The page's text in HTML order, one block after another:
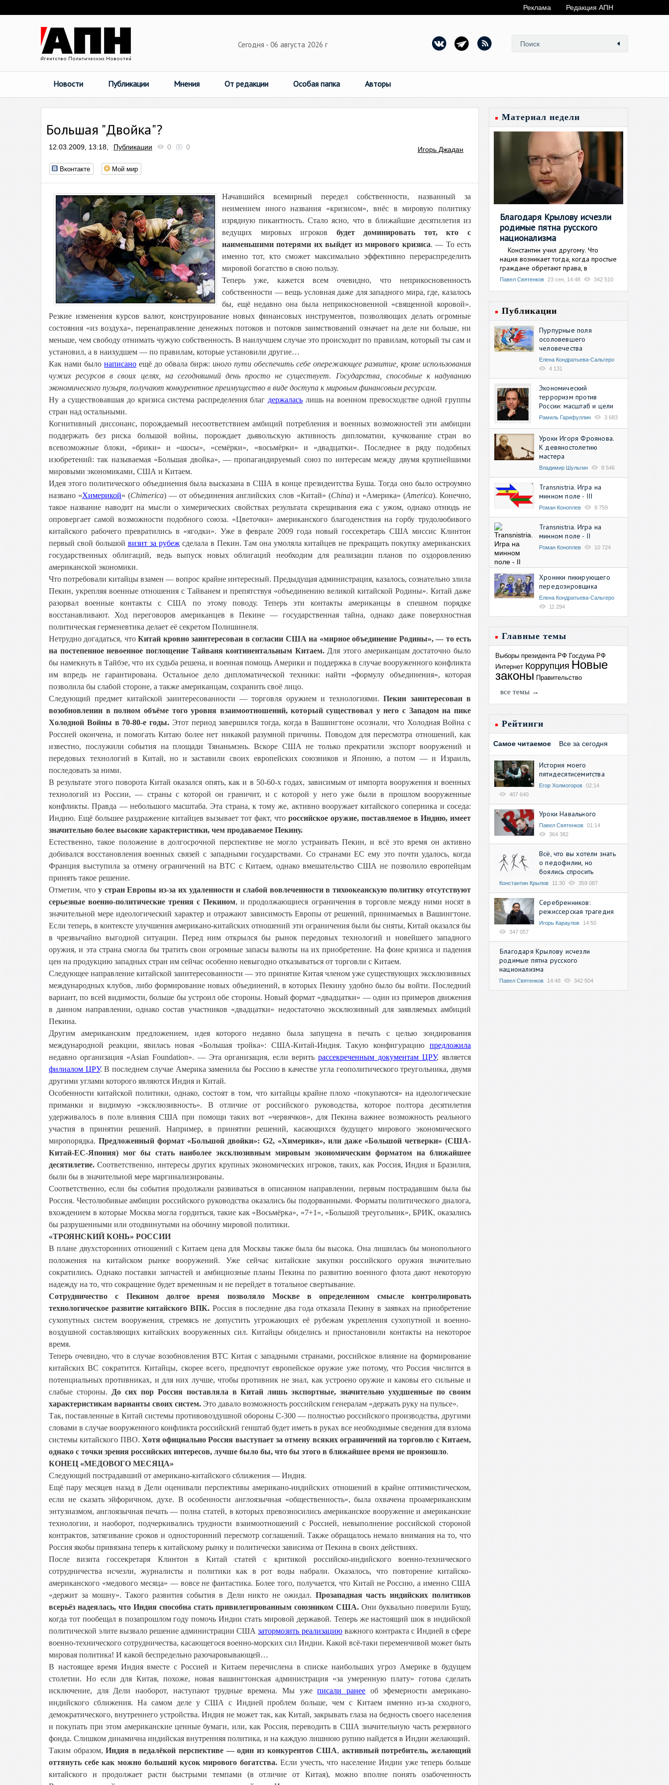
Реклама Редакция АПН
Сегодня - 06 августа 2026 г
Новости Публикации Мнения От редакции Особая папка Авторы
Большая "Двойка"?
12.03.2009, 13:18, Публикации 0 0 Игорь Джадан
Вконтакте Мой мир
Начавшийся всемирный передел собственности, названный за
неимением иного названия «кризисом», внёс в мировую политику
изрядную пикантность. Стало ясно, что в ближайшие десятилетия из
ведущих мировых игроков будет доминировать тот, кто с
наименьшими потерями их выйдет из мирового кризиса. — То есть
именно тот, кто сможет максимально эффективно перераспределить
мировой богатство в свою пользу.
Теперь уже, кажется всем очевидно, что неприкосновенность
собственности — вещь условная даже для западного мира, где, казалось
бы, ещё недавно она была неприкосновенной «священной коровой».
Резкие изменения курсов валют, конструирование новых финансовых инструментов, позволяющих делать огромные
состояния «из воздуха», перенаправление денежных потоков и потоков заимствований означает на деле ни больше, ни
меньше, чем свободу отнимать чужую собственность. В наилучшем случае это происходит по правилам, который ты сам и
установил, а в наихудшем — по правилам, которые установили другие…
Как нами было написано ещё до обвала бирж: иного пути обеспечить себе опережающее развитие, кроме использования
чужих ресурсов в своих целях, на сегодняшний день просто не существует. Государства, способные к надуванию
экономического пузыря, получают конкурентное преимущество в виде доступа к мировым финансовым ресурсам.
Ну а существовавшая до кризиса система распределения благ держалась лишь на военном превосходстве одной группы
стран над остальными.
Когнитивный диссонанс, порождаемый несоответствием амбиций потребления и военных возможностей эти амбиции
поддержать без риска большой войны, порождает дьявольскую активность дипломатии, кучкование стран во
всевозможные блоки, «брики» и «шосы», «семёрки», «восьмёрки» и «двадцатки». Последнее в ряду подобных
изобретений: так называемая «Большая двойка», — пропагандируемый союз по интересам между двумя крупнейшими
мировыми экономиками, США и Китаем.
Идея этого политического объединения была высказана в США в конце президентства Буша. Тогда оно было остроумно
названо «Химерикой« (Chimerica) — от объединения английских слов «Китай» (China) и «Америка» (America). Конечно,
такое название наводит на мысли о химерических свойствах результата скрещивания ежа с ужом, однако отнюдь не
опровергает самой возможности подобного союза. «Цветочки» американского благоденствия на горбу трудолюбивого
китайского рабочего превратились в «ягодки». Уже в феврале 2009 года новый госсекретарь США миссис Клинтон
первый свой большой визит за рубежсделала в Пекин. Там она умоляла китайцев не прекращать покупку американских
государственных облигаций, ведь выпуск новых облигаций необходим для реализации планов по оздоровлению
американской экономики.
Что потребовали китайцы взамен — вопрос крайне интересный. Предыдущая администрация, казалось, сознательно злила
Пекин, укрепляя военные отношения с Тайванем и препятствуя «объединению великой китайской Родины». Китай даже
разорвал военные контакты с США по этому поводу. Теперь эти контакты американцы в спешном порядке
восстанавливают. Ход переговоров американцев в Пекине — государственная тайна, однако даже поверхностная
политическая герменевтика делает её секретом Полишинеля.
Нетрудно догадаться, чтоКитай кровно заинтересован в согласии США на «мирное объединение Родины», — то есть
на постепенное невоенное поглощение Тайваня континентальным Китаем.Для этого американцам достаточно было
бы намекнуть в Тайбэе, что их судьба решена, и военная помощь Америки и поддержка в случае вооруженного конфликта
им впредь не гарантирована. Остальное дело дипломатической техники: найти «формулу объединения», которая
позволила бы слабой стороне, а также американцам, сохранить своё лицо.
Следующий предмет китайской заинтересованности — торговля оружием и технологиями.Пекин заинтересован в
возобновлении в полном объёме того уровня взаимоотношений, который существовал у него с Западом на пике
Холодной Войны в 70-80-е годы. Этот период завершился тогда, когда в Вашингтоне осознали, что Холодная Война с
Россией окончена, и помогать Китаю более нет никакой разумной причины. Поводом для пересмотра отношений, как
известно, послужили события на площади Тянаньмэнь. Вскоре США не только прекратили экспорт вооружений и
передовых технологий в Китай, но и заставили своих европейских союзников и Японию, а потом — и Израиль,
последовать за ними.
В результате этого поворота Китай оказался опять, как и в 50-60-х годах, зависимым от импорта вооружения и военных
технологий из России, — страны с которой он граничит, и с которой у него уже были в прошлом вооруженные
конфликты. Правда — небольшого масштаба. Эта страна, к тому же, активно вооружает китайского соперника и соседа:
Индию. Ещё большее раздражение китайцев вызывает тот факт, что российское оружие, поставляемое в Индию, имеет
значительно более высокие характеристики, чем продаваемое Пекину.
Естественно, такое положение в долгосрочной перспективе не могло устраивать Пекин, и всё это время он активно
добивался восстановления военных связей с западными государствами. Со странами ЕС ему это почти удалось, когда
Франция выступила за отмену ограничений на ВТС с Китаем, однако вмешательство США не позволило европейцам
принять такое решение.
Отметим, что у стран Европы из-за их удаленности и слабой вовлеченности в тихоокеанскую политику отсутствуют
серьезные военно-политические трения с Пекином, и продолжающиеся ограничения в торговле между ними носят в
значительной мере идеологический характер и отражают зависимость Европы от решений, принимаемых в Вашингтоне.
Если теперь, в контексте улучшения американо-китайских отношений эти ограничения были бы сняты, Китай оказался бы
в чрезвычайно выгодной ситуации. Перед ним открылся бы рынок передовых технологий и новейшего западного
оружия, и эта страна смогла бы тратить свои огромные запасы валюты на их приобретение. На фоне кризиса и падения
цен на продукцию западных стран им сейчас особенно невыгодно отказываться от торговли с Китаем.
Следующее направление китайской заинтересованности — это принятие Китая членом уже существующих эксклюзивных
международных клубов, либо формирование новых объединений, в которых Пекину удобно было бы войти. Последний
вариант, по всей видимости, больше бы устроил обе стороны. Новый формат «двадцатки» — один из примеров движения
в данном направлении, однако состав участников «двадцатки» недостаточно эксклюзивный для заявляемых амбиций
Пекина.
Другим американским предложением, идея которого недавно была запущена в печать с целью зондирования
международной реакции, явилась новая «Большая тройка»: США-Китай-Индия. Такую конфигурацию предложила
недавно организация «Asian Foundation». — Эта организация, если веритьрассекреченным документам ЦРУ, является
филиалом ЦРУ. В последнем случае Америка заменила бы Россию в качестве угла геополитического треугольника, двумя
другими углами которого являются Индия и Китай.
Особенности китайской политики, однако, состоят в том, что китайцы крайне плохо «покупаются» на идеологические
приманки и видимую «эксклюзивность». В отличие от российского руководства, которое полтора десятилетия
удерживалось в поле влияния США при помощи таких вот «червячков», для Пекина важнее возможность реального
участия в принятии решений. Например, в принятии решений, касающихся будущего мирового экономического
миропорядка. Предложенный формат «Большой двойки»: G2, «Химерики», или даже «Большой четверки» (США-
Китай-ЕС-Япония) мог бы стать наиболее эксклюзивным мировым экономическим форматом на ближайшее
десятилетие. Соответственно, интересы других крупных экономических игроков, таких, как Россия, Индия и Бразилия,
были бы в значительной мере маргинализированы.
Соответственно, если бы события продолжали развиваться в описанном направлении, первым пострадавшим была бы
Россия. Честолюбивые амбиции российского руководства оказались бы подорванными. Форматы политического диалога,
вхождением в которые Москва могла гордиться, такие как «Восьмёрка», «7+1», «Большой треугольник», БРИК, оказались
бы разрушенными или отодвинутыми на обочину мировой политики.
«ТРОЯНСКИЙ КОНЬ» РОССИИ
В плане двухсторонних отношений с Китаем цена для Москвы также была бы высока. Она лишилась бы монопольного
положения на китайском рынке вооружений. Уже сейчас китайские закупки российского оружия значительно
сократились. Однако поставки запчастей и амбициозные планы Пекина по развитию военного флота дают некоторую
надежду на то, что сокращение будет временным и не перейдет в тотальное свертывание.
Сотрудничество с Пекином долгое время позволяло Москве в определенном смысле контролировать
технологическое развитие китайского ВПК. Россия в последние два года отказала Пекину в заявках на приобретение
сухопутных систем вооружения, стремясь не допустить угрожающих её рубежам укрепления сухопутной и военно-
воздушной составляющих китайских вооруженных сил. Китайцы обиделись и приостановили контакты на некоторое
время.
Теперь очевидно, что в случае возобновления ВТС Китая с западными странами, российское влияние на формирование
китайских ВС сократится. Китайцы, скорее всего, предпочтут европейское оружие уже потому, что Россия числится в
потенциальных противниках, и для них лучше, чтобы противник не знал, как устроено оружие и каковы его сильные и
слабые стороны.
До сих пор Россия поставляла в Китай лишь экспортные, значительно ухудшенные по своим
характеристикам варианты своих систем. Это давало возможность российским генералам «держать руку на пульсе».
Так, поставленные в Китай системы противовоздушной обороны С-300 — полностью российского производства, другими
словами в случае вооруженного конфликта российский генштаб будет иметь в руках все необходимые сведения для взлома
системы китайского ПВО. Хотя официально Россия выступает за отмену всяких ограничений на торговлю с Китаем,
однако с точки зрения российских интересов, лучше было бы, что бы этого в ближайшее время не произошло.
КОНЕЦ «МЕДОВОГО МЕСЯЦА»
Следующий пострадавший от американо-китайского сближения — Индия.
Ещё пару месяцев назад в Дели оценивали перспективы американо-индийских отношений в крайне оптимистическом,
если не сказать эйфоричном, духе. В особенности англоязычная «общественность», была охвачена проамериканским
энтузиазмом, англоязычная печать — полна статей, в которых превозносились американское вооружение и американские
технологии, и наоборот, подчеркивались трудности взаимоотношений с Россией, невыполнение российской стороной
контрактов, затягивание сроков и односторонний пересмотр соглашений. Также обращалось немало внимания на то, что
Россия якобы привязана теперь к китайскому рынку и политически зависима от Пекина в своих действиях.
После визита госсекретаря Клинтон в Китай статей с критикой российско-индийского военно-технического
сотрудничества исчезли, журналисты и политики как в рот воды набрали. Оказалось, что повторение китайско-
американского «медового месяца» — вовсе не фантастика. Более того, получается, что Китай не Россию, а именно США
«держит за мошну». Такого развития события в Дели никто не ожидал. Прозападная часть индийских политиков
всерьёз надеялась, что Индия способна стать привилегированным союзником США. Они буквально поверили Бушу,
когда тот пообещал в позапрошлом году помочь Индии стать мировой державой. Теперь же настоящий шок в индийской
политической элите вызвало решение администрации СШАзатормозить реализациюважного контракта с Индией в сфере
военно-технического сотрудничества, касающегося военно-морских сил Индии. Какой всё-таки переменчивой может быть
мировая политика! И какой беспредельно разочаровывающей…
В настоящее время Индия вместе с Россией и Китаем перечислена в списке наибольших угроз Америке в будущем
столетии. Но если для Китая, похоже, новая вашингтонская администрация «за умеренную плату» готова сделать
исключение, для Дели наоборот, наступают трудные времена. Мы ужеписали ранееоб эфемерности американо-
индийского сближения. На самом деле у США с Индией проблем больше, чем с Китаем именно из-за сходного,
демократического, внутреннего устройства. Индия не может так, как Китай, закрывать глаза на бедность своего населения
и покупать при этом американские ценные бумаги, или, как Россия, переводить в США значительную часть резервного
фонда. Слишком динамична индийская внутренняя политика, и на каждую лишнюю рупию найдется в Индии желающий.
Таким образом,Индия в недалёкой перспективе — один из конкурентов США, активный потребитель, желающий
оттянуть себе как можно больший кусок мирового богатства. Если учесть, что население Индии уже теперь больше
китайского и продолжает расти быстрыми темпами (в отличие от Китая), можно вполне понять озабоченность
Материал недели
Благодаря Крылову исчезли
родимые пятна русского
национализма
Константин учил другому. Что
нация возникает тогда, когда простые
граждане обретают права, в
Павел Святенков 23 сен, 14:48 342 510
Публикации
Пурпурные поля
осоловевшего
человечества
Елена Кондратьева-Сальгеро
4 131
Экономический
терроризм против
России: масштаб и цели
Рамиль Гарифуллин 3 683
Уроки Игоря Фроянова.
К девяностолетию
мастера
Владимир Шульгин 8 546
Transnistria. Игра на
минном поле - III
Роман Коноплев 9 759
Transnistria. Игра на
минном поле - II
Роман Коноплев 10 724
Хроники пикирующего
передозировщика
Елена Кондратьева-Сальгеро
11 294
Главные темы
Выборы президента РФ Госдума РФ
Интернет Коррупция Новые
законы Правительство
все темы →
Рейтинги
Самое читаемое Все за сегодня
История моего
пятидесятисемитства
Егор Холмогоров 02:14
407 640
Уроки Навального
Павел Святенков 01:14
364 382
Всё, что вы хотели знать
о педофилии, но
боялись спросить
Константин Крылов 11:30 359 087
Серебренников:
режиссерская трагедия
Игорь Караулов
14:50
347 057
Благодаря Крылову исчезли
родимые пятна русского
национализма
Павел Святенков 14:48 342 504